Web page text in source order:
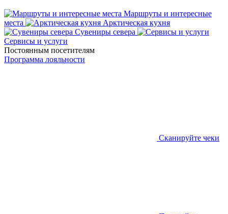
Маршруты и интересные
места
Арктическая кухня
Сувениры севера
Сервисы и услуги
Постоянным посетителям
Программа лояльности
Сканируйте чеки